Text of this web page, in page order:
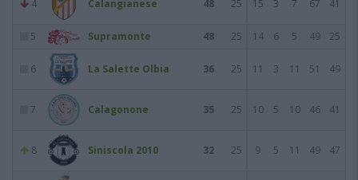
4 Calangianese 48 25 15 3 7 67 41
5 Supramonte 48 25 14 6 5 49 25
6 La Salette Olbia 36 25 11 3 11 51 49
7 Calagonone 35 25 10 5 10 46 41
8 Siniscola 2010 32 25 9 5 11 49 47